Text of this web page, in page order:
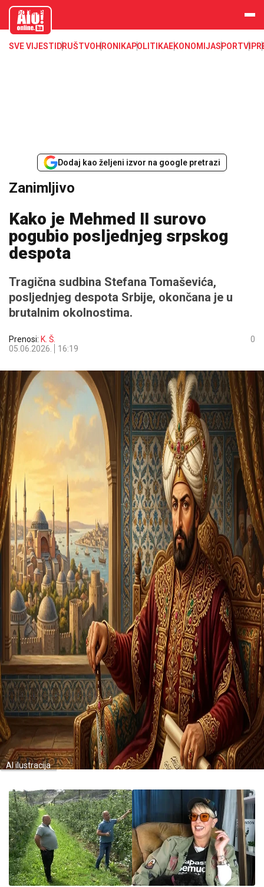
aloonline.b
SVE VIJESTI DRUŠTVOHRONIKAPOLITIKAEKONOMIJASPORTVIP
Dodaj kao željeni izvor na google pretrazi
Zanimljivo
Kako je Mehmed II surovo
pogubio posljednjeg srpskog
despota
Tragična sudbina Stefana Tomaševića,
posljednjeg despota Srbije, okončana je u
brutalnim okolnostima.
Prenosi: K. Š.
05.06.2026.
16:19
0
AI ilustracija